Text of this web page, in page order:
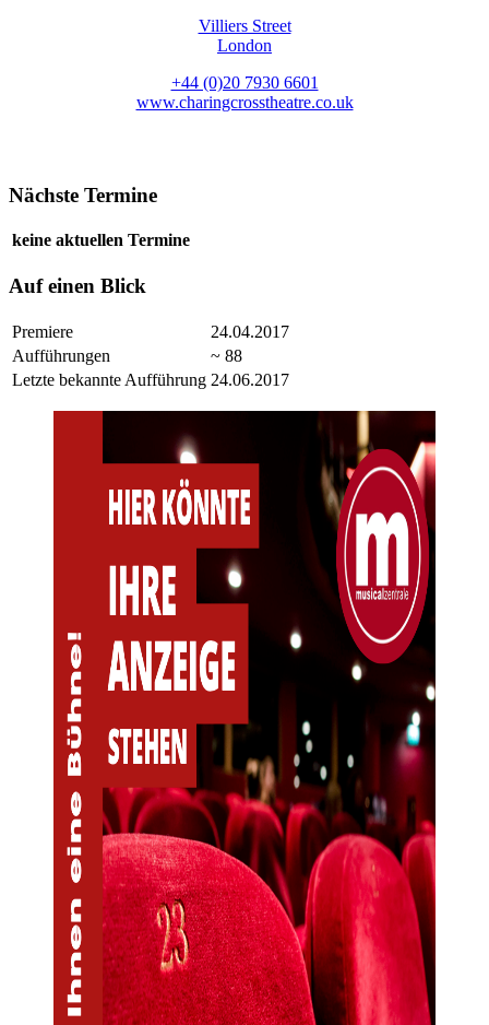
Villiers Street
London
+44 (0)20 7930 6601
www.charingcrosstheatre.co.uk
Nächste Termine
keine aktuellen Termine
Auf einen Blick
Premiere
24.04.2017
Aufführungen
~ 88
Letzte bekannte Aufführung 24.06.2017